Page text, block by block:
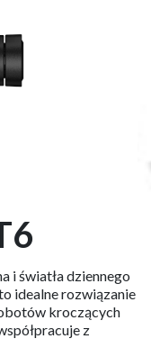
i światła dziennego
idealne rozwiązanie
kroczących
z